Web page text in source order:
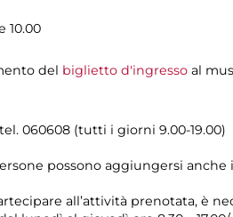
10.00
del biglietto d'ingresso al
060608 (tutti i giorni 9.00-19.00)
possono aggiungersi anche
all’attività prenotata, è